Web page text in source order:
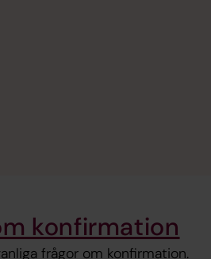
konfirmation
frågor om konfirmation.